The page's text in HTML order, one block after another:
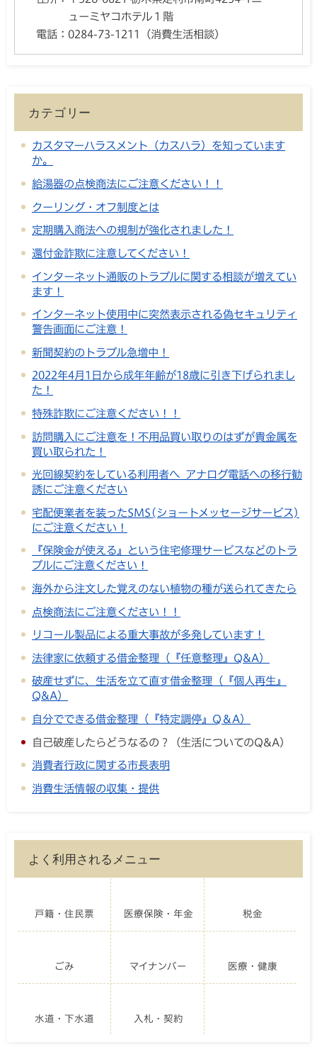
ューミヤコホテル１階
電話： 0284-73-1211（消費生活相談）
カテゴリー
カスタマーハラスメント（カスハラ）を知っています
か。
給湯器の点検商法にご注意ください！！
クーリング・オフ制度とは
定期購入商法への規制が強化されました！
還付金詐欺に注意してください！
インターネット通販のトラブルに関する相談が増えてい
ます！
インターネット使用中に突然表示される偽セキュリティ
警告画面にご注意！
新聞契約のトラブル急増中！
2022年4月1日から成年年齢が18歳に引き下げられまし
た！
特殊詐欺にご注意ください！！
訪問購入にご注意を！不用品買い取りのはずが貴金属を
買い取られた！
光回線契約をしている利用者へ アナログ電話への移行勧
誘にご注意ください
宅配便業者を装ったSMS(ショートメッセージサービス)
にご注意ください！
『保険金が使える』という住宅修理サービスなどのトラ
ブルにご注意ください！
海外から注文した覚えのない植物の種が送られてきたら
点検商法にご注意ください！！
リコール製品による重大事故が多発しています！
法律家に依頼する借金整理（『任意整理』Q&A）
破産せずに、生活を立て直す借金整理（『個人再生』
Q&A）
自分でできる借金整理（『特定調停』Q＆A）
自己破産したらどうなるの？（生活についてのQ&A）
消費者行政に関する市長表明
消費生活情報の収集・提供
よく利用されるメニュー
戸籍・住民票 医療保険・年金 税金
ごみ マイナンバー 医療・健康
水道・下水道 入札・契約